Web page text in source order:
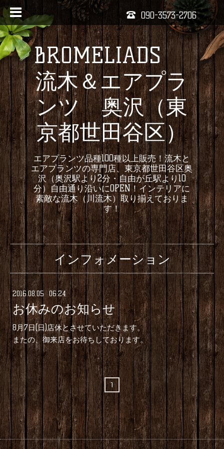
090-3573-2706
BROMELIADS
流木＆エアプラ
ンツ 奥沢（東
京都世田谷区）
エアプランツ品種100種以上販売！流木と
エアプランツの専門店、東京都世田谷区奥
沢（奥沢駅より2分・自由が丘駅より10
分）自由通り沿いにOPEN！インテリアに
素敵な流木（川流木）取り揃えておりま
す！
インフォメーション
2016 08.05 06:24
お休みのお知らせ
8月7日(日)店休とさせていただきます。
またの、御来店をお待ちしております。
1